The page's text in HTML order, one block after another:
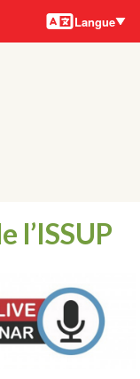
Langues
Langue
l’ISSUP